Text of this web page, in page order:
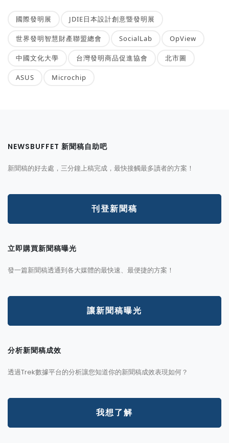
國際發明展 JDIE日本設計創意暨發明展
世界發明智慧財產聯盟總會 SocialLab OpView
中國文化大學 台灣發明商品促進協會 北市圖
ASUS Microchip
NEWSBUFFET 新聞稿自助吧
新聞稿的好去處，三分鐘上稿完成，最快接觸最多讀者的方案！
刊登新聞稿
立即購買新聞稿曝光
發一篇新聞稿透通到各大媒體的最快速、最便捷的方案！
讓新聞稿曝光
分析新聞稿成效
透過Trek數據平台的分析讓您知道你的新聞稿成效表現如何？
我想了解